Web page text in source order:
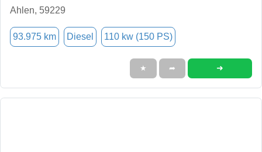
Ahlen, 59229
93.975 km Diesel 110 kw (150 PS)
★ ➦ ➜